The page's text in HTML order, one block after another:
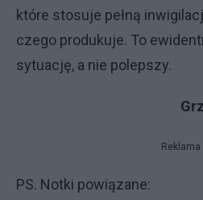
które stosuje pełną
czego produkuje. To
sytuację, a nie polepszy.
Reklama
PS. Notki powiązane: